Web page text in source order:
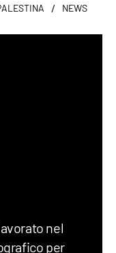
/ NEWS
nel
per